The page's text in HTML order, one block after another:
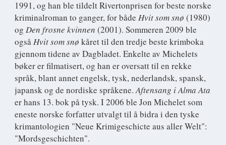
1991, og han ble tildelt Rivertonprisen for beste norske
kriminalroman to ganger, for både Hvit som snø (1980)
og Den frosne kvinnen (2001). Sommeren 2009 ble
ogsåHvit som snø kåret til den tredje beste krimboka
gjennom tidene av Dagbladet. Enkelte av Michelets
bøker er filmatisert, og han er oversatt til en rekke
språk, blant annet engelsk, tysk, nederlandsk, spansk,
japansk og de nordiske språkene.Aftensang i Alma Ata
er hans 13. bok på tysk. I 2006 ble Jon Michelet som
eneste norske forfatter utvalgt til å bidra i den tyske
krimantologien "Neue Krimigeschicte aus aller Welt":
"Mordsgeschichten".